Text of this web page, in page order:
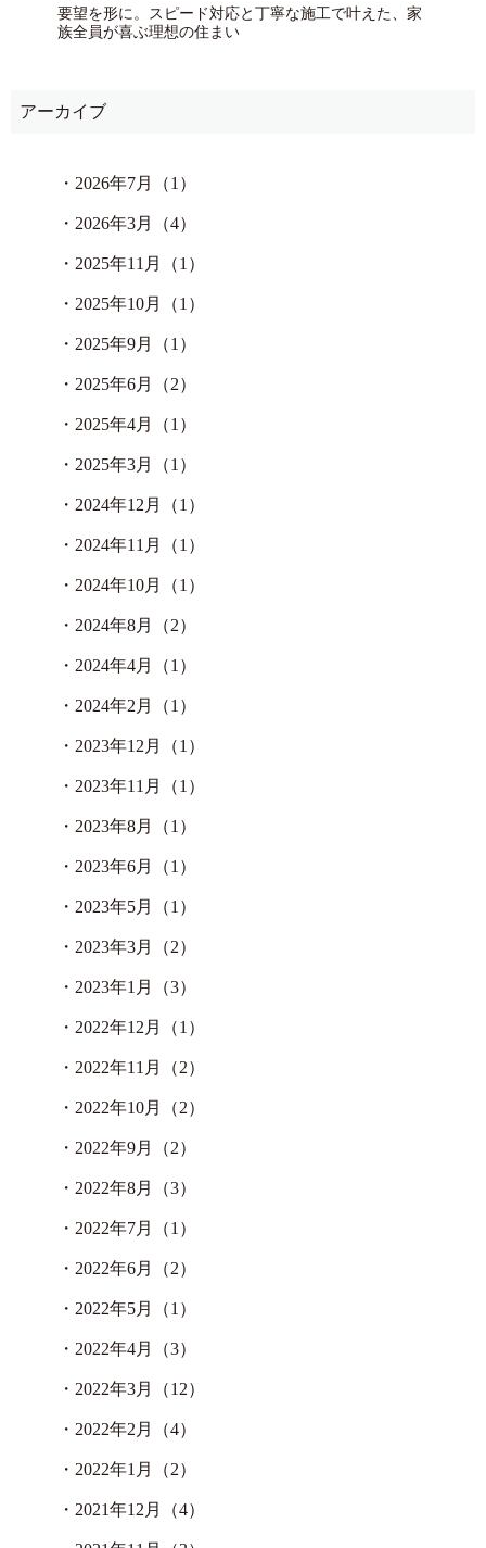
要望を形に。スピード対応と丁寧な施工で叶えた、家
族全員が喜ぶ理想の住まい
アーカイブ
・ 2026年7月（1）
・ 2026年3月（4）
・ 2025年11月（1）
・ 2025年10月（1）
・ 2025年9月（1）
・ 2025年6月（2）
・ 2025年4月（1）
・ 2025年3月（1）
・ 2024年12月（1）
・ 2024年11月（1）
・ 2024年10月（1）
・ 2024年8月（2）
・ 2024年4月（1）
・ 2024年2月（1）
・ 2023年12月（1）
・ 2023年11月（1）
・ 2023年8月（1）
・ 2023年6月（1）
・ 2023年5月（1）
・ 2023年3月（2）
・ 2023年1月（3）
・ 2022年12月（1）
・ 2022年11月（2）
・ 2022年10月（2）
・ 2022年9月（2）
・ 2022年8月（3）
・ 2022年7月（1）
・ 2022年6月（2）
・ 2022年5月（1）
・ 2022年4月（3）
・ 2022年3月（12）
・ 2022年2月（4）
・ 2022年1月（2）
・ 2021年12月（4）